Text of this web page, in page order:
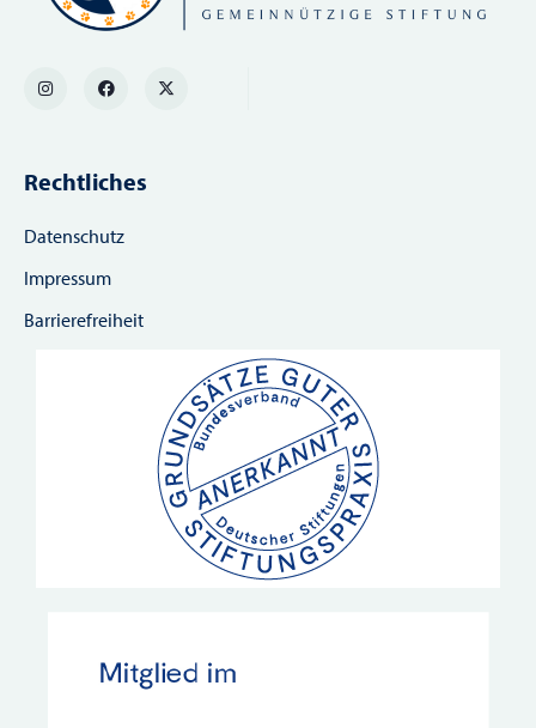
Rechtliches
Datenschutz
Impressum
Barrierefreiheit